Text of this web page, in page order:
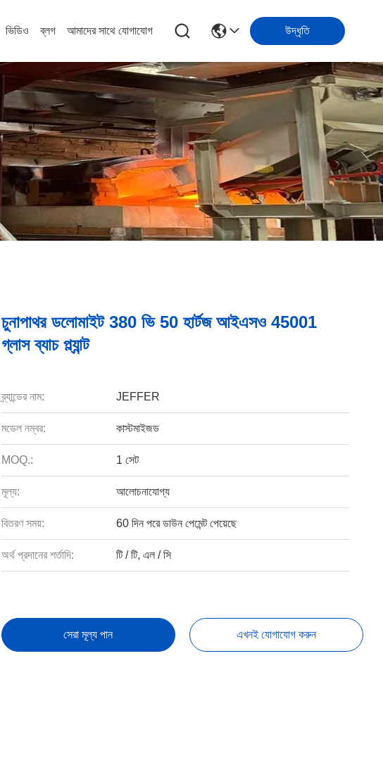
ভিডিও ব্লগ আমাদের সাথে যোগাযোগ উদ্ধৃতি
চুনাপাথর ডলোমাইট 380 ভি 50 হার্টজ আইএসও 45001
গ্লাস ব্যাচ প্ল্যান্ট
ব্র্যান্ডের নাম: JEFFER
মডেল নম্বর: কাস্টমাইজড
MOQ.: 1 সেট
মূল্য: আলোচনাযোগ্য
বিতরণ সময়: 60 দিন পরে ডাউন পেমেন্ট পেয়েছে
অর্থ প্রদানের শর্তাদি: টি / টি, এল / সি
সেরা মূল্য পান এখনই যোগাযোগ করুন